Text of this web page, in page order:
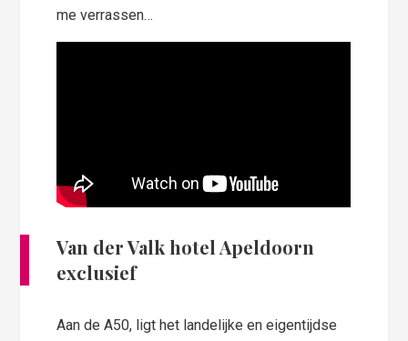
me verrassen…
Van der Valk hotel Apeldoorn
exclusief
Aan de A50, ligt het landelijke en eigentijdse